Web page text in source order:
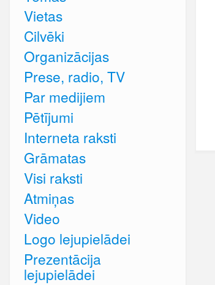
Vietas
Cilvēki
Organizācijas
Prese, radio, TV
Par medijiem
Pētījumi
Interneta raksti
Grāmatas
Visi raksti
Atmiņas
Video
Logo lejupielādei
Prezentācija
lejupielādei